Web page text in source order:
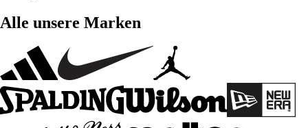
Alle unsere Marken